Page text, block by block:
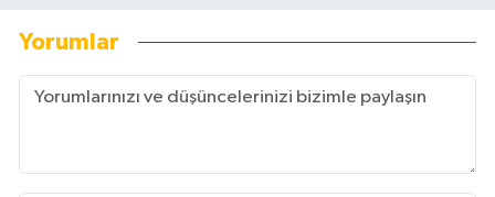
Yorumlar